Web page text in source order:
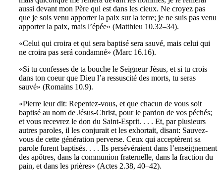
aussi devant mon Père qui est dans les cieux. Ne croyez pas
que je sois venu apporter la paix sur la terre; je ne suis pas venu
apporter la paix, mais l’épée» (Matthieu 10.32–34).
«Celui qui croira et qui sera baptisé sera sauvé, mais celui qui
ne croira pas será condamné» (Marc 16.16).
«Si tu confesses de ta bouche le Seigneur Jésus, et si tu crois
dans ton coeur que Dieu l’a ressuscité des morts, tu seras
sauvé» (Romains 10.9).
«Pierre leur dit: Repentez-vous, et que chacun de vous soit
baptisé au nom de Jésus-Christ, pour le pardon de vos péchés;
et vous recevrez le don du Saint-Esprit. . . . Et, par plusieurs
autres paroles, il les conjurait et les exhortait, disant: Sauvez-
vous de cette génération perverse. Ceux qui acceptèrent sa
parole furent baptisés. . . . Ils persévéraient dans l’enseignement
des apôtres, dans la communion fraternelle, dans la fraction du
pain, et dans les prières» (Actes 2.38, 40–42).